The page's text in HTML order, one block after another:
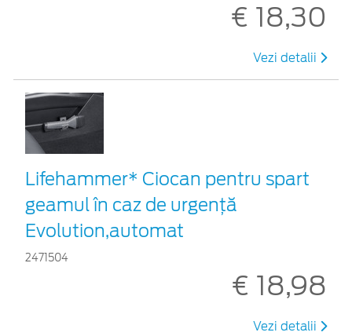
€ 18,30
Vezi detalii
Lifehammer* Ciocan pentru spart
geamul în caz de urgenţă
Evolution,automat
2471504
€ 18,98
Vezi detalii